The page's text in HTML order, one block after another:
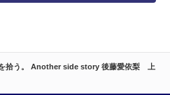
拾う。 Another side story 後藤愛依梨 上